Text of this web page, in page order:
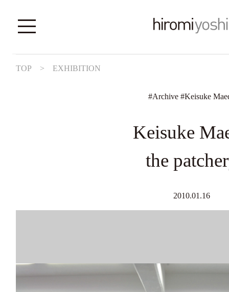
TOP > EXHIBITION
#Archive #Keisuke
Keisuke
the
2010.01.16